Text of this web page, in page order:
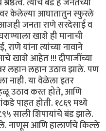
केलेल्या आघातातुन स्फुरले
जनता राणे सरदेसाई व
खाशे ही मानाची
राणे यांना त्यांच्या नावाने
खाशे आहेत !!! दीपाजींच्या
लहान लहान उठाव झाले. पण
नाही. या वेळेला इतर
उठाव करत होते, आणि
पाहत होती. १८६९ मध्ये
साली शिपायांचे बंड झाले.
नाणूस आणि हालार्णचे किल्ले